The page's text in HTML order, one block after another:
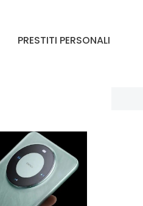
PRESTITI PERSONALI